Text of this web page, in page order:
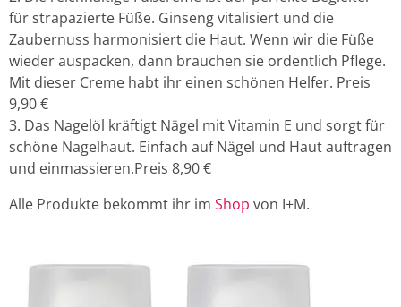
für strapazierte Füße. Ginseng vitalisiert und die
Zaubernuss harmonisiert die Haut. Wenn wir die Füße
wieder auspacken, dann brauchen sie ordentlich Pflege.
Mit dieser Creme habt ihr einen schönen Helfer. Preis
9,90 €
Das Nagelöl kräftigt Nägel mit Vitamin E und sorgt für
schöne Nagelhaut. Einfach auf Nägel und Haut auftragen
und einmassieren.Preis 8,90 €
Alle Produkte bekommt ihr im Shop von I+M.